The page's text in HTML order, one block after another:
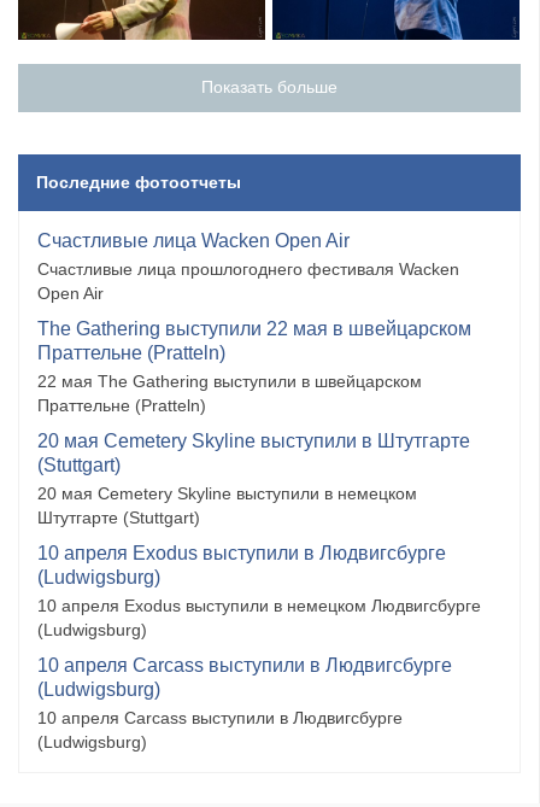
Показать больше
Последние фотоотчеты
Счастливые лица Wacken Open Air
Счастливые лица прошлогоднего фестиваля Wacken
Open Air
The Gathering выступили 22 мая в швейцарском
Праттельне (Pratteln)
22 мая The Gathering выступили в швейцарском
Праттельне (Pratteln)
20 мая Cemetery Skyline выступили в Штутгарте
(Stuttgart)
20 мая Cemetery Skyline выступили в немецком
Штутгарте (Stuttgart)
10 апреля Exodus выступили в Людвигсбурге
(Ludwigsburg)
10 апреля Exodus выступили в немецком Людвигсбурге
(Ludwigsburg)
10 апреля Carcass выступили в Людвигсбурге
(Ludwigsburg)
10 апреля Carcass выступили в Людвигсбурге
(Ludwigsburg)